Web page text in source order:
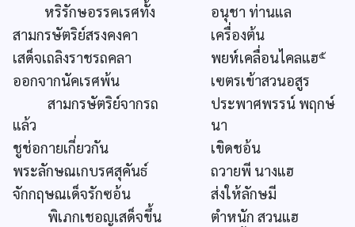
หริรักษอรรคเรศทั้ง
อนุชา ท่านแล
สามกรษัตริย์สรงคงคา
เครื่องต้น
เสด็จเถลิงราชรถคลา
พยห์เคลื่อนไคลแฮ๕
ออกจากนัคเรศพ้น
เฃตรเข้าสวนอสูร
สามกรษัตริย์จากรถ
แล้ว
ประพาศพรรน์ พฤกษ์
นา
ชูช่อกายเกี่ยวกัน
เขิดชอ้น
พระลักษณเกบรศสุคันธ์
ถวายพี นางแฮ
จักกฤษณเด็จรักซอ้น
ส่งให้ลักษมี
พิเภกเชอญเสด็จขึ้น
ตำหนัก สวนแฮ